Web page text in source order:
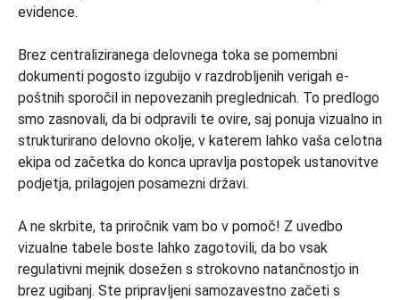
evidence.
Brez centraliziranega delovnega toka se pomembni
dokumenti pogosto izgubijo v razdrobljenih verigah e-
poštnih sporočil in nepovezanih preglednicah. To predlogo
smo zasnovali, da bi odpravili te ovire, saj ponuja vizualno in
strukturirano delovno okolje, v katerem lahko vaša celotna
ekipa od začetka do konca upravlja postopek ustanovitve
podjetja, prilagojen posamezni državi.
A ne skrbite, ta priročnik vam bo v pomoč! Z uvedbo
vizualne tabele boste lahko zagotovili, da bo vsak
regulativni mejnik dosežen s strokovno natančnostjo in
brez ugibanj. Ste pripravljeni samozavestno začeti s